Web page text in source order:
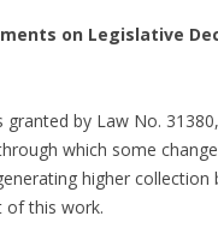
on Legislative
by Law No.
which some
higher collection
of this work.